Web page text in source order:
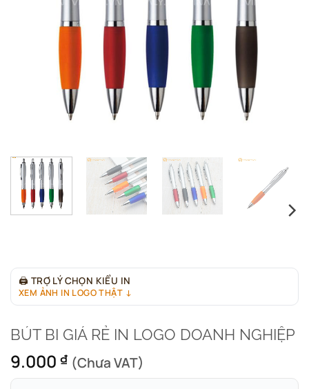
🖨 TRỢ LÝ CHỌN KIỂU IN
XEM ẢNH IN LOGO THẬT ↓
BÚT BI GIÁ RẺ IN LOGO DOANH NGHIỆP
9.000 ₫ (Chưa VAT)